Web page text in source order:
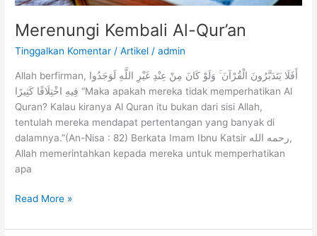
Merenungi Kembali Al-Qur’an
Tinggalkan Komentar /Artikel /admin
Allah berfirman, أَفَلَا يَتَدَبَّرُونَ الْقُرْآنَ ۚ وَلَوْ كَانَ مِنْ عِنْدِ غَيْرِ اللَّهِ لَوَجَدُوا
فِيهِ اخْتِلَافًا كَثِيرًا “Maka apakah mereka tidak memperhatikan Al
Quran? Kalau kiranya Al Quran itu bukan dari sisi Allah,
tentulah mereka mendapat pertentangan yang banyak di
dalamnya.”(An-Nisa : 82) Berkata Imam Ibnu Katsir رحمه الله,
Allah memerintahkan kepada mereka untuk memperhatikan
apa
Merenungi
Al-
Read More »